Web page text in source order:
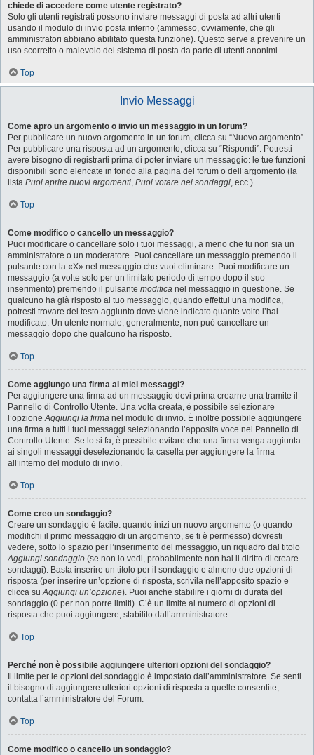
chiede di accedere come utente registrato?
Solo gli utenti registrati possono inviare messaggi di posta ad altri utenti
usando il modulo di invio posta interno (ammesso, ovviamente, che gli
amministratori abbiano abilitato questa funzione). Questo serve a prevenire un
uso scorretto o malevolo del sistema di posta da parte di utenti anonimi.
Top
Invio Messaggi
Come apro un argomento o invio un messaggio in un forum?
Per pubblicare un nuovo argomento in un forum, clicca su “Nuovo argomento”.
Per pubblicare una risposta ad un argomento, clicca su “Rispondi”. Potresti
avere bisogno di registrarti prima di poter inviare un messaggio: le tue funzioni
disponibili sono elencate in fondo alla pagina del forum o dell’argomento (la
lista Puoi aprire nuovi argomenti, Puoi votare nei sondaggi, ecc.).
Top
Come modifico o cancello un messaggio?
Puoi modificare o cancellare solo i tuoi messaggi, a meno che tu non sia un
amministratore o un moderatore. Puoi cancellare un messaggio premendo il
pulsante con la «X» nel messaggio che vuoi eliminare. Puoi modificare un
messaggio (a volte solo per un limitato periodo di tempo dopo il suo
inserimento) premendo il pulsante modifica nel messaggio in questione. Se
qualcuno ha già risposto al tuo messaggio, quando effettui una modifica,
potresti trovare del testo aggiunto dove viene indicato quante volte l’hai
modificato. Un utente normale, generalmente, non può cancellare un
messaggio dopo che qualcuno ha risposto.
Top
Come aggiungo una firma ai miei messaggi?
Per aggiungere una firma ad un messaggio devi prima crearne una tramite il
Pannello di Controllo Utente. Una volta creata, è possibile selezionare
l’opzioneAggiungi la firma nel modulo di invio. È inoltre possibile aggiungere
una firma a tutti i tuoi messaggi selezionando l’apposita voce nel Pannello di
Controllo Utente. Se lo si fa, è possibile evitare che una firma venga aggiunta
ai singoli messaggi deselezionando la casella per aggiungere la firma
all’interno del modulo di invio.
Top
Come creo un sondaggio?
Creare un sondaggio è facile: quando inizi un nuovo argomento (o quando
modifichi il primo messaggio di un argomento, se ti è permesso) dovresti
vedere, sotto lo spazio per l’inserimento del messaggio, un riquadro dal titolo
Aggiungi sondaggio (se non lo vedi, probabilmente non hai il diritto di creare
sondaggi). Basta inserire un titolo per il sondaggio e almeno due opzioni di
risposta (per inserire un’opzione di risposta, scrivila nell’apposito spazio e
clicca suAggiungi un’opzione). Puoi anche stabilire i giorni di durata del
sondaggio (0 per non porre limiti). C’è un limite al numero di opzioni di
risposta che puoi aggiungere, stabilito dall’amministratore.
Top
Perché non è possibile aggiungere ulteriori opzioni del sondaggio?
Il limite per le opzioni del sondaggio è impostato dall’amministratore. Se senti
il bisogno di aggiungere ulteriori opzioni di risposta a quelle consentite,
contatta l’amministratore del Forum.
Top
Come modifico o cancello un sondaggio?